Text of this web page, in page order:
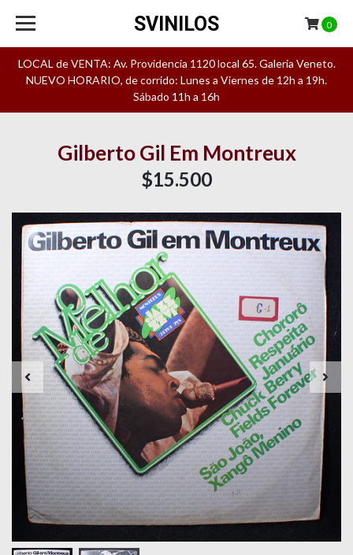
LOCAL de VENTA: Av. Providencia 1120 local 65. Galeria Veneto.
NUEVO HORARIO, de corrido: Lunes a Viernes de 12h a 19h.
Sábado 11h a 16h
SVINILOS 0
Gilberto Gil Em Montreux
$15.500